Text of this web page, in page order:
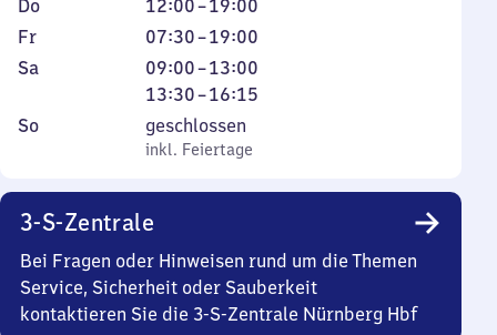
bis
19
Uhr
19
Uhr
Uhr
bis
19
Uhr
Donnerstag
Do 12:00–19:00
Von
12
Uhr
bis
Uhr
Freitag
Fr 07:30–19:00
Von
7
Uhr
bis
Uhr
Samstag
Sa 09:00–13:00
Von
9
Uhr
bis
13:30–16:15
Von
13
Uhr
30
Uhr
15
Sonntag
So,
inkl. Feiertage
geschlossen
inkl. Feiertage
3-S-Zentrale
Bei Fragen oder Hinweisen rund um die Themen
Service, Sicherheit oder Sauberkeit
kontaktieren Sie die 3-S-Zentrale Nürnberg Hbf